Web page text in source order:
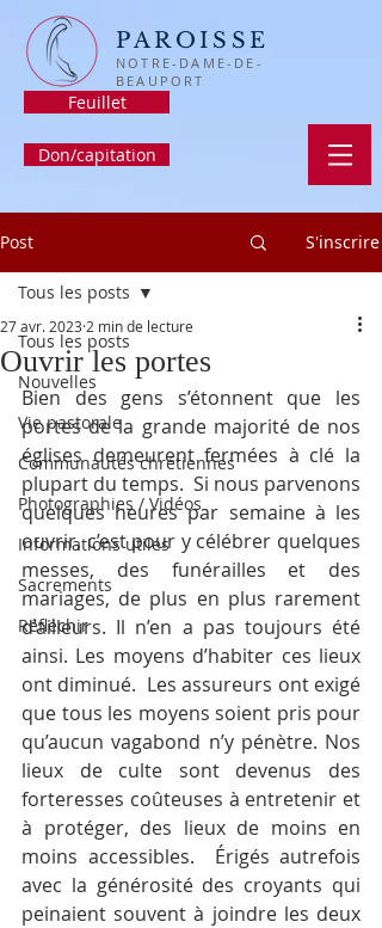
PAROISSE
NOTRE-DAME-DE-
BEAUPORT
Feuillet
Don/capitation
Post S'inscrire
Tous les posts
Nouvelles
Vie pastorale
Communautés chrétiennes
Photographies / Vidéos
Informations utiles
Sacrements
Réfléchir
Tous les posts
Ouvrir les portes
27 avr. 2023 2 min de lecture
Bien des gens s’étonnent que les
portes de la grande majorité de nos
églises demeurent fermées à clé la
plupart du temps.  Si nous parvenons
quelques heures par semaine à les
ouvrir, c’est pour y célébrer quelques
messes, des funérailles et des
mariages, de plus en plus rarement
d’ailleurs. Il n’en a pas toujours été
ainsi. Les moyens d’habiter ces lieux
ont diminué.  Les assureurs ont exigé
que tous les moyens soient pris pour
qu’aucun vagabond n’y pénètre. Nos
lieux de culte sont devenus des
forteresses coûteuses à entretenir et
à protéger, des lieux de moins en
moins accessibles.  Érigés autrefois
avec la générosité des croyants qui
peinaient souvent à joindre les deux